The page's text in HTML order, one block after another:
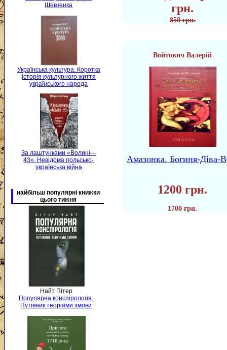
Шевченка
Українська культура. Коротка
історія культурного життя
українського народа
За лаштунками «Волині—
43». Невідома польсько-
українська війна
найбільш популярні книжки
цього тижня
Найт Пітер
Популярна конспірологія.
Путівник теоріями змови
грн.
850 грн.
Войтович Валерій
Амазонка. Богиня-Діва-
1200 грн.
1700 грн.